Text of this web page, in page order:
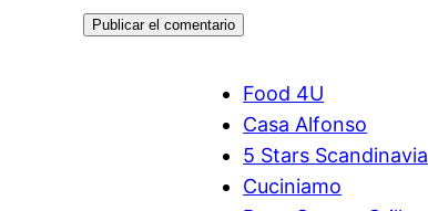
Food 4U
Casa Alfonso
5 Stars Scandinavia
Cuciniamo